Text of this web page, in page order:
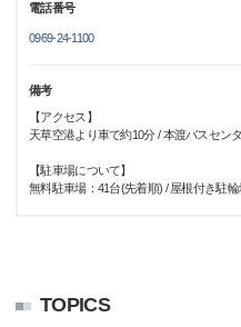
電話番号
0969-24-1100
備考
【アクセス】
天草空港より車で約10分 / 本渡バスセン
【駐車場について】
無料駐車場：41台(先着順) / 屋根付き駐
TOPICS